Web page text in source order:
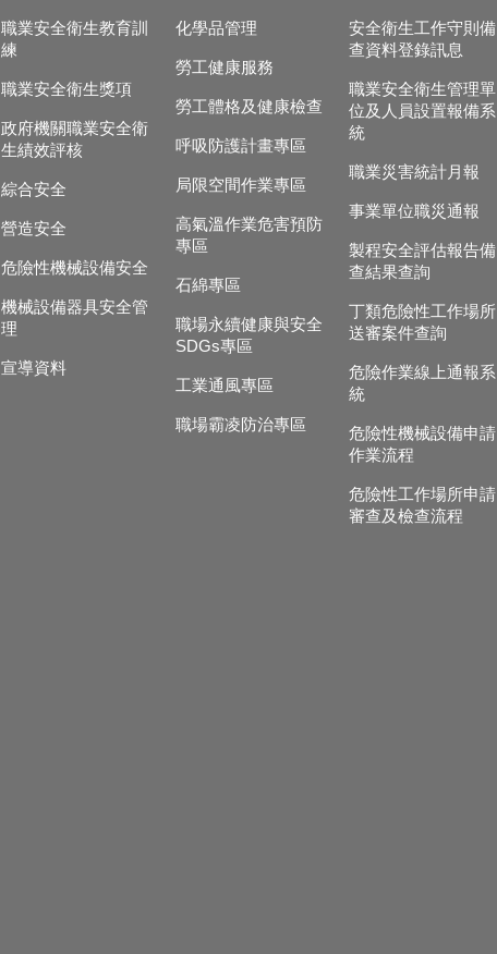
職業安全衛生教育訓
練
職業安全衛生獎項
政府機關職業安全衛
生績效評核
綜合安全
營造安全
危險性機械設備安全
機械設備器具安全管
理
宣導資料
化學品管理
勞工健康服務
勞工體格及健康檢查
呼吸防護計畫專區
局限空間作業專區
高氣溫作業危害預防
專區
石綿專區
職場永續健康與安全
SDGs專區
工業通風專區
職場霸凌防治專區
安全衛生工作守則備
查資料登錄訊息
職業安全衛生管理單
位及人員設置報備系
統
職業災害統計月報
事業單位職災通報
製程安全評估報告備
查結果查詢
丁類危險性工作場所
送審案件查詢
危險作業線上通報系
統
危險性機械設備申請
作業流程
危險性工作場所申請
審查及檢查流程